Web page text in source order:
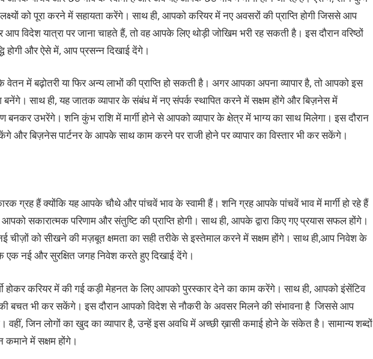
को पूरा करने में सहायता करेंगे। साथ ही, आपको करियर में नए अवसरों की प्राप्ति होगी जिससे आप
विदेश यात्रा पर जाना चाहते हैं, तो वह आपके लिए थोड़ी जोखिम भरी रह सकती है। इस दौरान वरिष्ठों
होगी और ऐसे में, आप प्रसन्न दिखाई देंगे।
में बढ़ोतरी या फिर अन्य लाभों की प्राप्ति हो सकती है। अगर आपका अपना व्यापार है, तो आपको इस
साथ ही, यह जातक व्यापार के संबंध में नए संपर्क स्थापित करने में सक्षम होंगे और बिज़नेस में
बनकर उभरेंगे। शनि कुंभ राशि में मार्गी होने से आपको व्यापार के क्षेत्र में भाग्य का साथ मिलेगा। इस दौरान
बिज़नेस पार्टनर के आपके साथ काम करने पर राजी होने पर व्यापार का विस्तार भी कर सकेंगे।
ग्रह हैं क्योंकि यह आपके चौथे और पांचवें भाव के स्वामी हैं। शनि ग्रह आपके पांचवें भाव में मार्गी हो रहे हैं
सकारात्मक परिणाम और संतुष्टि की प्राप्ति होगी। साथ ही, आपके द्वारा किए गए प्रयास सफल होंगे।
चीज़ों को सीखने की मज़बूत क्षमता का सही तरीके से इस्तेमाल करने में सक्षम होंगे। साथ ही,आप निवेश के
नई और सुरक्षित जगह निवेश करते हुए दिखाई देंगे।
होकर करियर में की गई कड़ी मेहनत के लिए आपको पुरस्कार देने का काम करेंगे। साथ ही, आपको इंसेंटिव
बचत भी कर सकेंगे। इस दौरान आपको विदेश से नौकरी के अवसर मिलने की संभावना है जिससे आप
जिन लोगों का खुद का व्यापार है, उन्हें इस अवधि में अच्छी ख़ासी कमाई होने के संकेत है। सामान्य शब्दों
में सक्षम होंगे।